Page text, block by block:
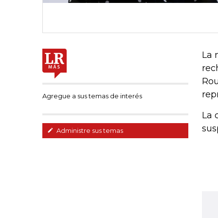
Agregue a sus temas de interés
Administre sus temas
La
La